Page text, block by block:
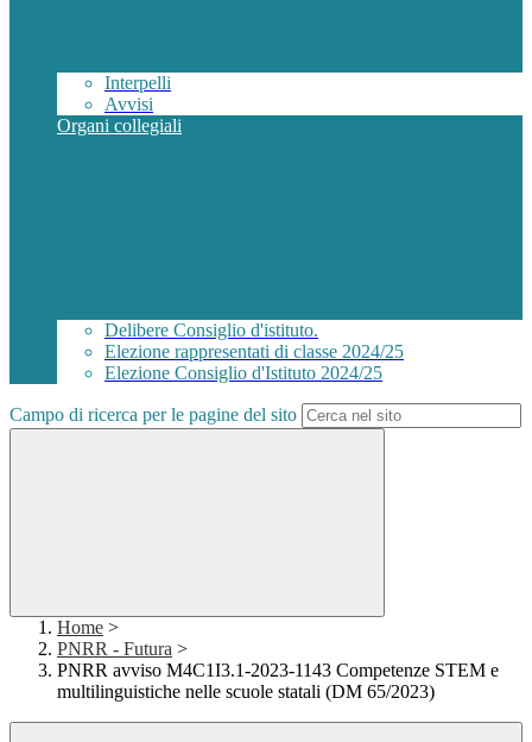
Interpelli
Avvisi
Organi collegiali
Delibere Consiglio d'istituto.
Elezione rappresentati di classe 2024/25
Elezione Consiglio d'Istituto 2024/25
Campo di ricerca per le pagine del sito
Home >
PNRR - Futura >
PNRR avviso M4C1I3.1-2023-1143 Competenze STEM e
multilinguistiche nelle scuole statali (DM 65/2023)